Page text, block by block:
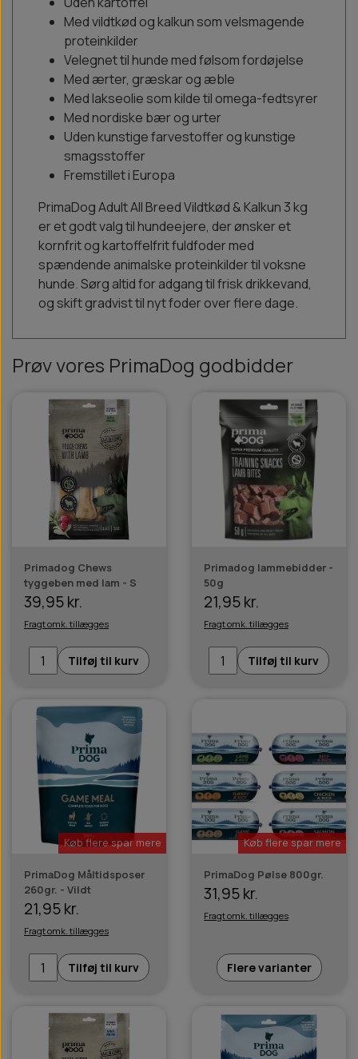
Med vildtkød og kalkun som velsmagende
proteinkilder
Velegnet til hunde med følsom fordøjelse
Med ærter, græskar og æble
Med lakseolie som kilde til omega-fedtsyrer
Med nordiske bær og urter
Uden kunstige farvestoffer og kunstige
smagsstoffer
Fremstillet i Europa
PrimaDog Adult All Breed Vildtkød & Kalkun 3 kg
er et godt valg til hundeejere, der ønsker et
kornfrit og kartoffelfrit fuldfoder med
spændende animalske proteinkilder til voksne
hunde. Sørg altid for adgang til frisk drikkevand,
og skift gradvist til nyt foder over flere dage.
Prøv vores PrimaDog godbidder
Primadog Chews
tyggeben med lam - S
39,95 kr.
Fragt omk. tillægges
Tilføj til kurv
Primadog lammebidder -
50g
21,95 kr.
Fragt omk. tillægges
Tilføj til kurv
Køb flere spar mere
PrimaDog Måltidsposer
260gr. - Vildt
21,95 kr.
Fragt omk. tillægges
Tilføj til kurv
Køb flere spar mere
PrimaDog Pølse 800gr.
31,95 kr.
Fragt omk. tillægges
Flere varianter